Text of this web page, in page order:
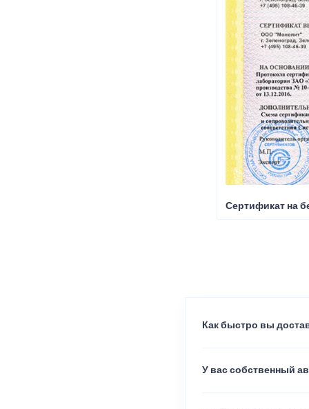
Сертификат на
Как быстро вы
У вас собственный